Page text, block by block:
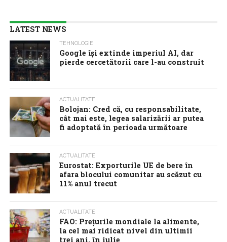
LATEST NEWS
TEHNOLOGIE
Google îşi extinde imperiul AI, dar
pierde cercetătorii care l-au construit
ACTUALITATE
Bolojan: Cred că, cu responsabilitate,
cât mai este, legea salarizării ar putea
fi adoptată în perioada următoare
ACTUALITATE
Eurostat: Exporturile UE de bere în
afara blocului comunitar au scăzut cu
11% anul trecut
ACTUALITATE
FAO: Prețurile mondiale la alimente,
la cel mai ridicat nivel din ultimii
trei ani, în iulie